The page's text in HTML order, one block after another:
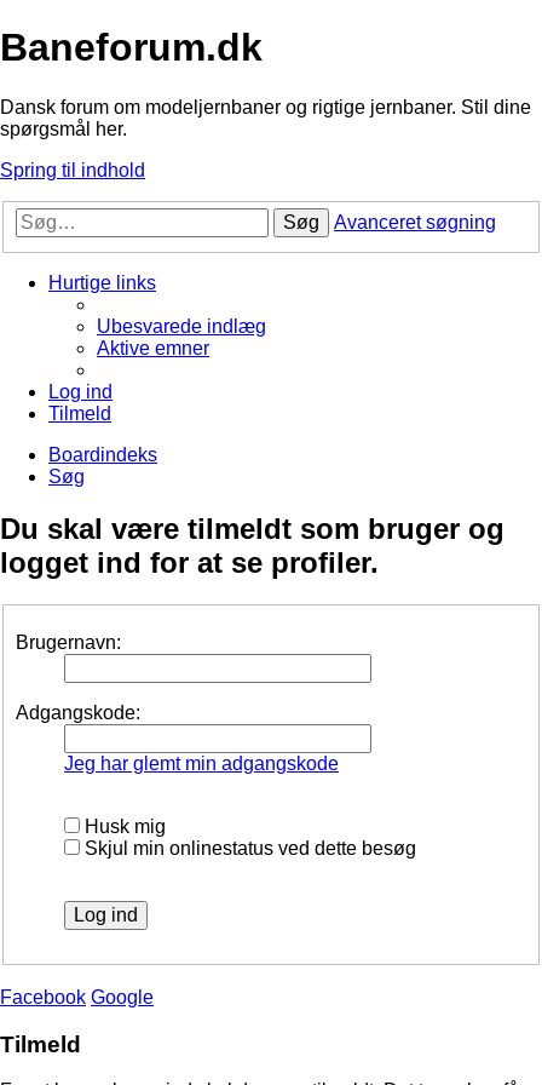
Baneforum.dk
Dansk forum om modeljernbaner og rigtige jernbaner. Stil dine
spørgsmål her.
Spring til indhold
Søg Avanceret søgning
Hurtige links
Ubesvarede indlæg
Aktive emner
Log ind
Tilmeld
Boardindeks
Søg
Du skal være tilmeldt som bruger og
logget ind for at se profiler.
Brugernavn:
Adgangskode:
Jeg har glemt min adgangskode
Husk mig
Skjul min onlinestatus ved dette besøg
Facebook Google
Tilmeld